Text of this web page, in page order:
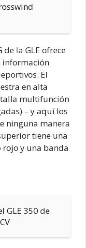
la GLE ofrece
información
El
en alta
multifunción
– y aquí los
ninguna manera
tiene una
rojo y una banda
GLE 350 de